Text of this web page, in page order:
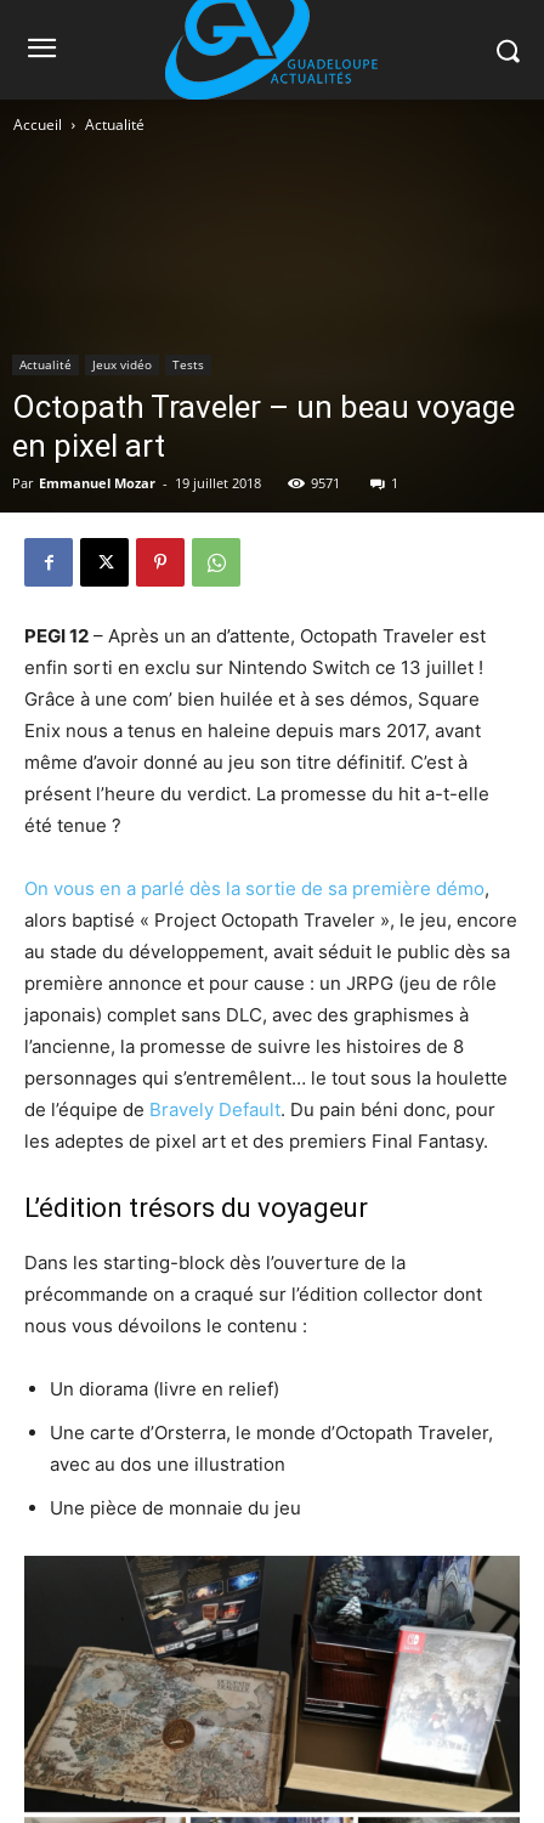
Accueil Actualité
Actualité Jeux vidéo Tests
Octopath Traveler – un beau voyage
en pixel art
Par Emmanuel Mozar - 19 juillet 2018 9571 1
PEGI 12 – Après un an d’attente, Octopath Traveler est
enfin sorti en exclu sur Nintendo Switch ce 13 juillet !
Grâce à une com’ bien huilée et à ses démos, Square
Enix nous a tenus en haleine depuis mars 2017, avant
même d’avoir donné au jeu son titre définitif. C’est à
présent l’heure du verdict. La promesse du hit a-t-elle
été tenue ?
On vous en a parlé dès la sortie de sa première démo,
alors baptisé « Project Octopath Traveler », le jeu, encore
au stade du développement, avait séduit le public dès sa
première annonce et pour cause : un JRPG (jeu de rôle
japonais) complet sans DLC, avec des graphismes à
l’ancienne, la promesse de suivre les histoires de 8
personnages qui s’entremêlent… le tout sous la houlette
de l’équipe de Bravely Default. Du pain béni donc, pour
les adeptes de pixel art et des premiers Final Fantasy.
L’édition trésors du voyageur
Dans les starting-block dès l’ouverture de la
précommande on a craqué sur l’édition collector dont
nous vous dévoilons le contenu :
Un diorama (livre en relief)
Une carte d’Orsterra, le monde d’Octopath Traveler,
avec au dos une illustration
Une pièce de monnaie du jeu